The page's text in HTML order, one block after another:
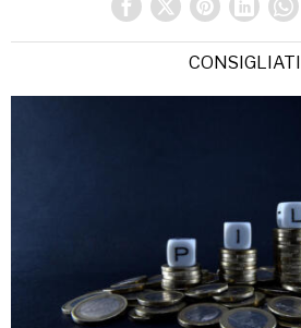
CONSIGLIATI